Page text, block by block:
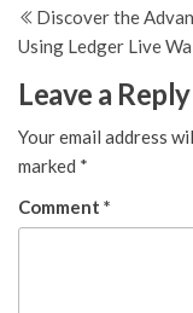
navigation
PostDiscover the
Using Ledger Live
Leave a Reply
Your email address
marked *
Comment *